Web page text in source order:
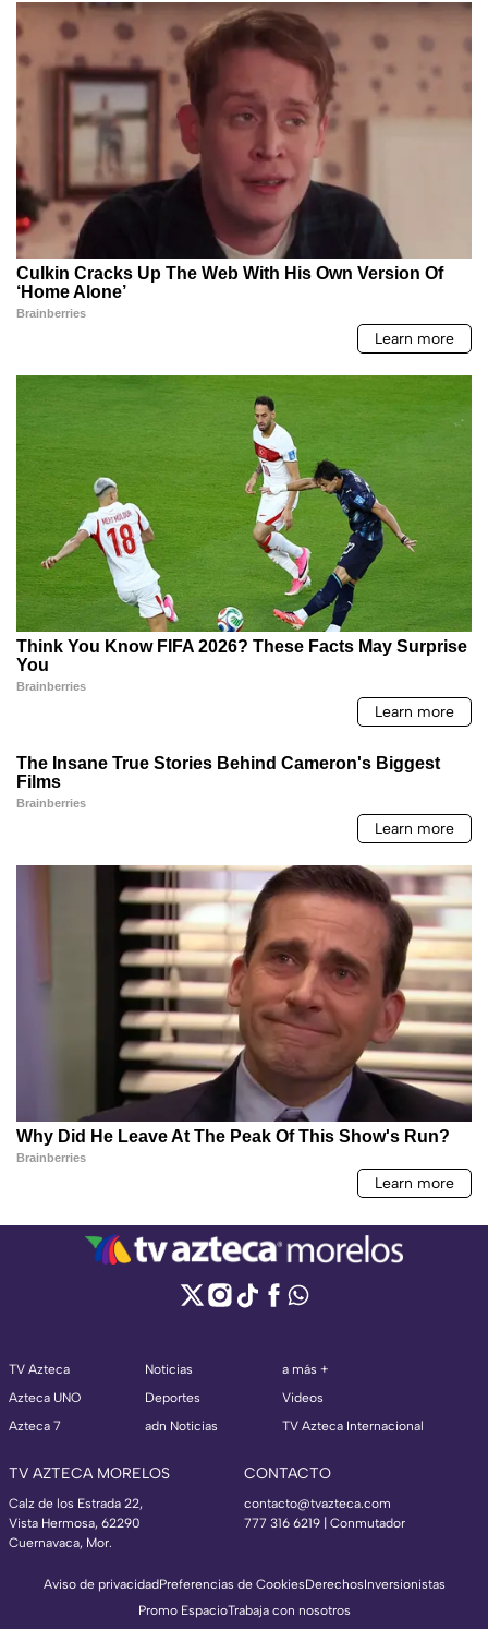
TV Azteca
Azteca UNO
Azteca 7
Noticias
Deportes
adn Noticias
a más +
Videos
TV Azteca Internacional
TV AZTECA MORELOS
Calz de los Estrada 22,
Vista Hermosa, 62290
Cuernavaca, Mor.
CONTACTO
contacto@tvazteca.com
777 316 6219 | Conmutador
Aviso de privacidadPreferencias de CookiesDerechosInversionistas
Promo EspacioTrabaja con nosotros